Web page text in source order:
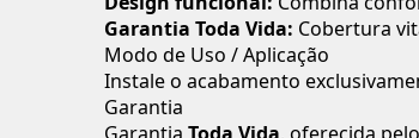
Garantia Toda Vida: Cobertura
Modo de Uso / Aplicação
Instale o acabamento
Garantia